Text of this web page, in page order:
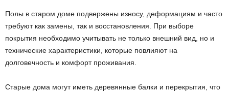
Полы в старом доме подвержены износу, деформациям и часто
требуют как замены, так и восстановления. При выборе
покрытия необходимо учитывать не только внешний вид, но и
технические характеристики, которые повлияют на
долговечность и комфорт проживания.
Старые дома могут иметь деревянные балки и перекрытия, что